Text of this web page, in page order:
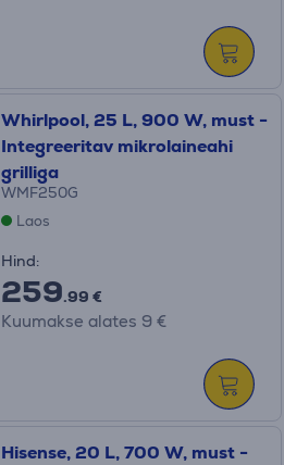
Whirlpool, 25 L, 900 W, must -
Integreeritav mikrolaineahi
grilliga
WMF250G
Laos
Hind:
259.99 €
Kuumakse alates 9 €
Hisense, 20 L, 700 W, must -